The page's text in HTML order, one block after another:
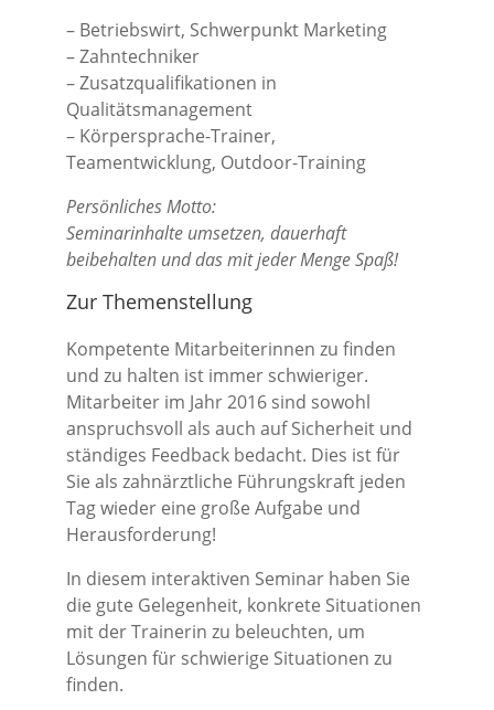
– Betriebswirt, Schwerpunkt Marketing
– Zahntechniker
– Zusatzqualifikationen in
Qualitätsmanagement
– Körpersprache-Trainer,
Teamentwicklung, Outdoor-Training
Persönliches Motto:
Seminarinhalte umsetzen, dauerhaft
beibehalten und das mit jeder Menge Spaß!
Zur Themenstellung
Kompetente Mitarbeiterinnen zu finden
und zu halten ist immer schwieriger.
Mitarbeiter im Jahr 2016 sind sowohl
anspruchsvoll als auch auf Sicherheit und
ständiges Feedback bedacht. Dies ist für
Sie als zahnärztliche Führungskraft jeden
Tag wieder eine große Aufgabe und
Herausforderung!
In diesem interaktiven Seminar haben Sie
die gute Gelegenheit, konkrete Situationen
mit der Trainerin zu beleuchten, um
Lösungen für schwierige Situationen zu
finden.